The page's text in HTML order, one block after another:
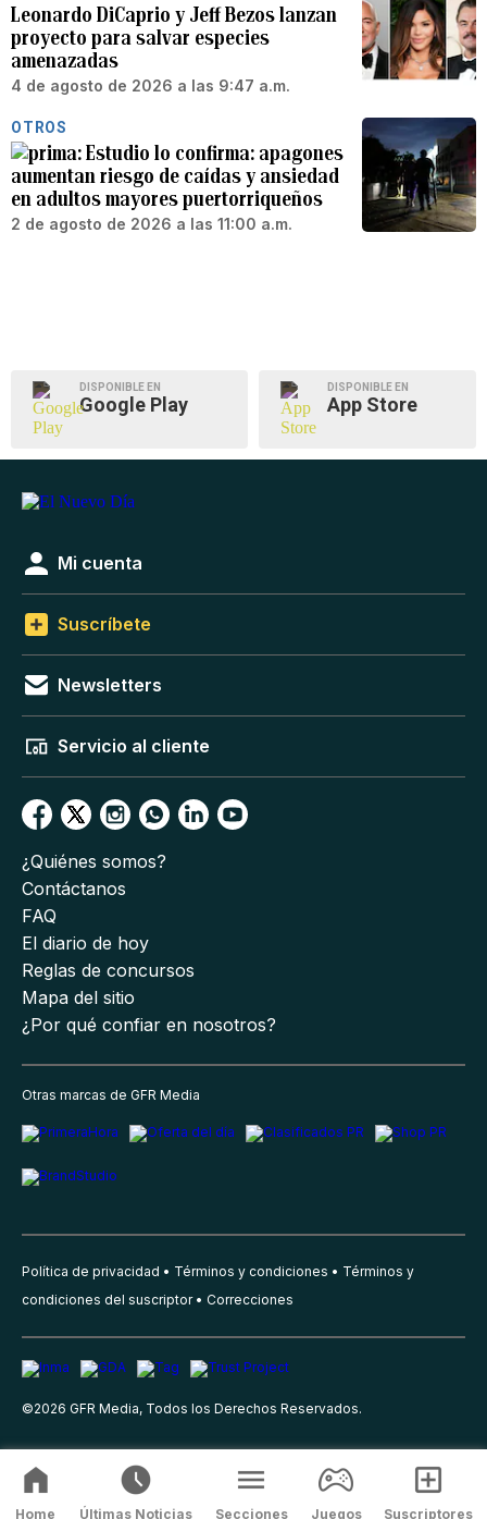
Leonardo DiCaprio y Jeff Bezos lanzan
proyecto para salvar especies
amenazadas
4 de agosto de 2026 a las 9:47 a.m.
OTROS
Estudio lo confirma: apagones
aumentan riesgo de caídas y ansiedad
en adultos mayores puertorriqueños
2 de agosto de 2026 a las 11:00 a.m.
DISPONIBLE EN
Google Play
DISPONIBLE EN
App Store
Mi cuenta
Suscríbete
Newsletters
Servicio al cliente
¿Quiénes somos?
Contáctanos
FAQ
El diario de hoy
Reglas de concursos
Mapa del sitio
¿Por qué confiar en nosotros?
Otras marcas de GFR Media
Política de privacidad Términos y condiciones
Términos y
condiciones del suscriptor
Correcciones
©2026 GFR Media, Todos los Derechos Reservados.
Home Últimas Noticias Secciones Juegos Suscriptores